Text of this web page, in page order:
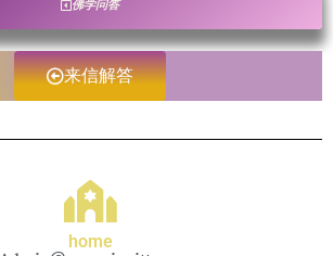
佛学问答
来信解答
home